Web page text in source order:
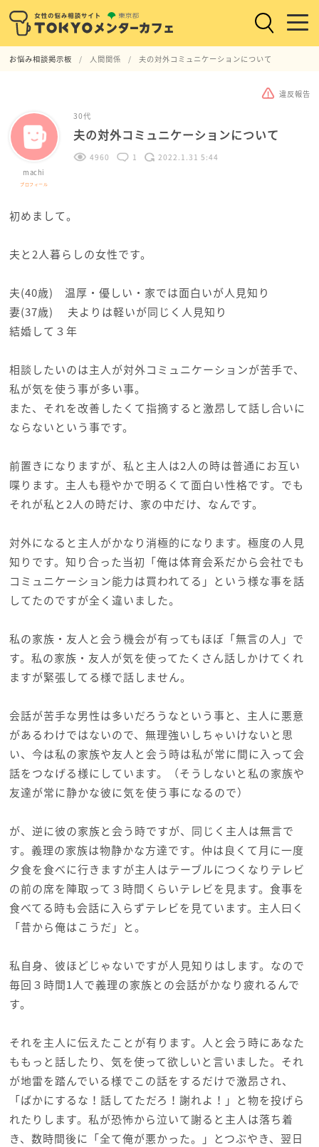
お悩み相談掲示板 人間関係 夫の対外コミュニケーションについて
違反報告
machi
プロフィール
30代
夫の対外コミュニケーションについて
4960 1 2022.1.31 5:44
初めまして。
夫と2人暮らしの女性です。
夫(40歳) 温厚・優しい・家では面白いが人見知り
妻(37歳) 夫よりは軽いが同じく人見知り
結婚して３年
相談したいのは主人が対外コミュニケーションが苦手で、
私が気を使う事が多い事。
また、それを改善したくて指摘すると激昂して話し合いに
ならないという事です。
前置きになりますが、私と主人は2人の時は普通にお互い
喋ります。主人も穏やかで明るくて面白い性格です。でも
それが私と2人の時だけ、家の中だけ、なんです。
対外になると主人がかなり消極的になります。極度の人見
知りです。知り合った当初「俺は体育会系だから会社でも
コミュニケーション能力は買われてる」という様な事を話
してたのですが全く違いました。
私の家族・友人と会う機会が有ってもほぼ「無言の人」で
す。私の家族・友人が気を使ってたくさん話しかけてくれ
ますが緊張してる様で話しません。
会話が苦手な男性は多いだろうなという事と、主人に悪意
があるわけではないので、無理強いしちゃいけないと思
い、今は私の家族や友人と会う時は私が常に間に入って会
話をつなげる様にしています。（そうしないと私の家族や
友達が常に静かな彼に気を使う事になるので）
が、逆に彼の家族と会う時ですが、同じく主人は無言で
す。義理の家族は物静かな方達です。仲は良くて月に一度
夕食を食べに行きますが主人はテーブルにつくなりテレビ
の前の席を陣取って３時間くらいテレビを見ます。食事を
食べてる時も会話に入らずテレビを見ています。主人曰く
「昔から俺はこうだ」と。
私自身、彼ほどじゃないですが人見知りはします。なので
毎回３時間1人で義理の家族との会話がかなり疲れるんで
す。
それを主人に伝えたことが有ります。人と会う時にあなた
ももっと話したり、気を使って欲しいと言いました。それ
が地雷を踏んでいる様でこの話をするだけで激昂され、
「ばかにするな！話してただろ！謝れよ！」と物を投げら
れたりします。私が恐怖から泣いて謝ると主人は落ち着
き、数時間後に「全て俺が悪かった。」とつぶやき、翌日